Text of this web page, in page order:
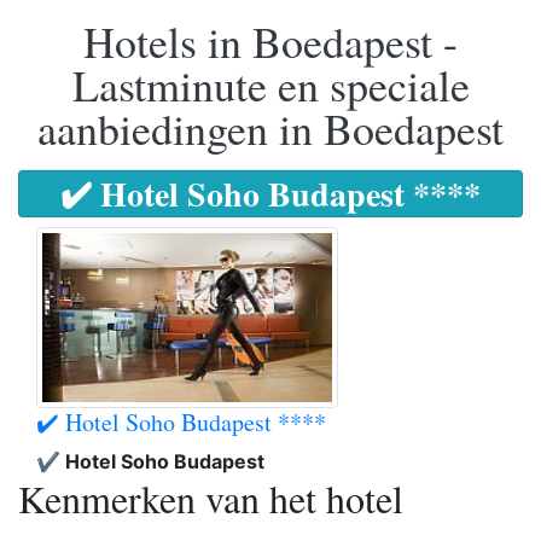
Hotels in Boedapest -
Lastminute en speciale
aanbiedingen in Boedapest
✔️ Hotel Soho Budapest ****
✔️ Hotel Soho Budapest ****
✔️ Hotel Soho Budapest
Kenmerken van het hotel